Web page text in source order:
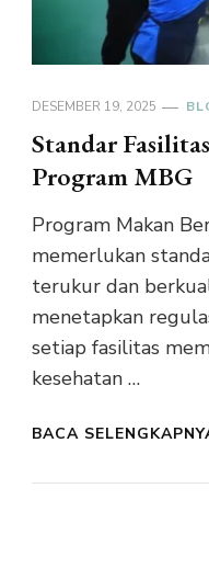
DESEMBER 19, 2025
Standar
Program MBG
Program Makan
memerlukan
terukur dan
menetapkan
setiap fasilitas
kesehatan …
BACA